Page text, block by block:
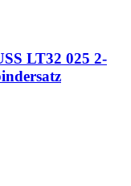
LT32 025 2-